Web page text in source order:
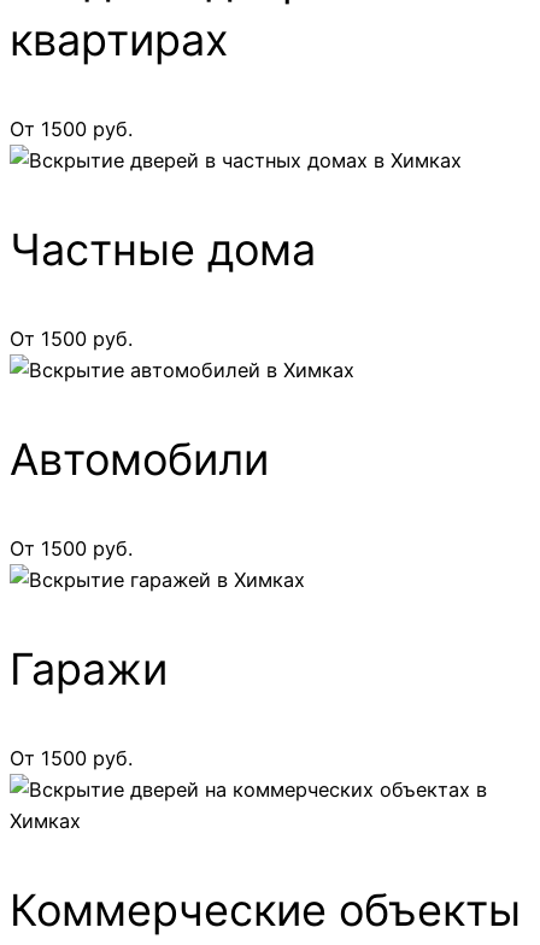
квартирах
От 1500 руб.
Частные дома
От 1500 руб.
Автомобили
От 1500 руб.
Гаражи
От 1500 руб.
Коммерческие объекты